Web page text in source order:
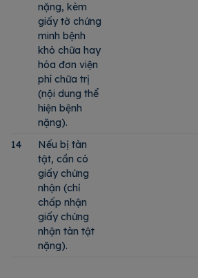
nặng, kèm
giấy tờ chứng
minh bệnh
khó chữa hay
hóa đơn viện
phí chữa trị
(nội dung thể
hiện bệnh
nặng).
14
Nếu bị tàn
tật, cần có
giấy chứng
nhận (chỉ
chấp nhận
giấy chứng
nhận tàn tật
nặng).